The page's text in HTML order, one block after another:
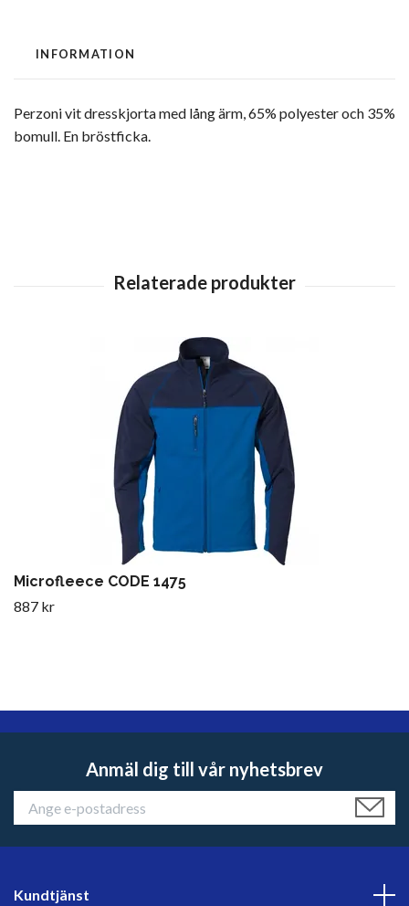
INFORMATION
Perzoni vit dresskjorta med lång ärm, 65% polyester och 35%
bomull. En bröstficka.
Microfleece CODE 1475
887 kr
Anmäl dig till vår nyhetsbrev
Kundtjänst